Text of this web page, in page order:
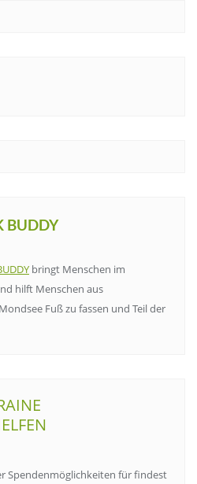
BUDDY
bringt Menschen im
hilft Menschen aus
Fuß zu fassen und Teil der
Spendenmöglichkeiten für findest